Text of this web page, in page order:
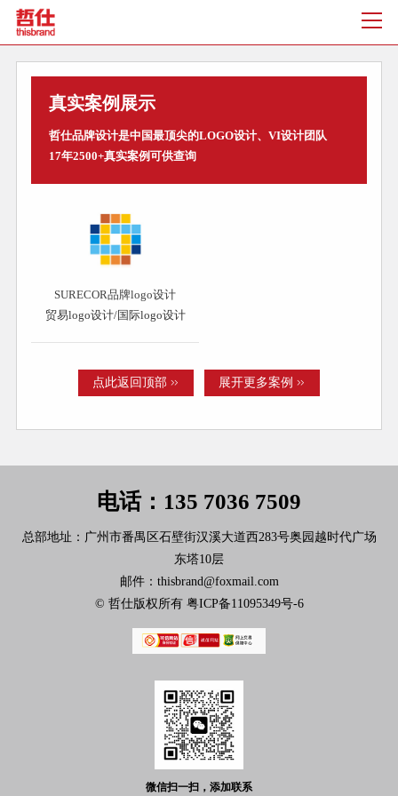
真实案例展示
哲仕品牌设计是中国最顶尖的LOGO设计、VI设计团队
17年2500+真实案例可供查询
SURECOR品牌logo设计
贸易logo设计/国际logo设计
展开更多案例
点此返回顶部
电话：135 7036 7509
总部地址：广州市番禺区石壁街汉溪大道西283号奥园越时代广场
东塔10层
邮件：thisbrand@foxmail.com
© 哲仕版权所有 粤ICP备11095349号-6
微信扫一扫，添加联系